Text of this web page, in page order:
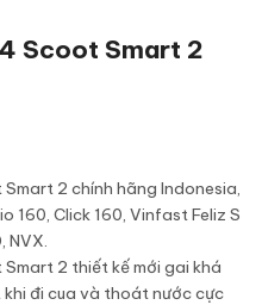
Scoot Smart 2
2 chính hãng Indonesia,
160, Click 160, Vinfast Feliz S
NVX.
2 thiết kế mới gai khá
đi cua và thoát nước cực